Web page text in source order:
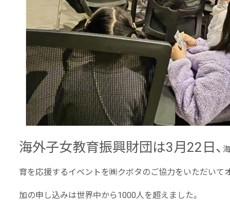
海外子女教育振興財団は3月22日、
育を応援するイベントを㈱クボタのご協力をいただいて
加の申し込みは世界中から1000人を超えました。